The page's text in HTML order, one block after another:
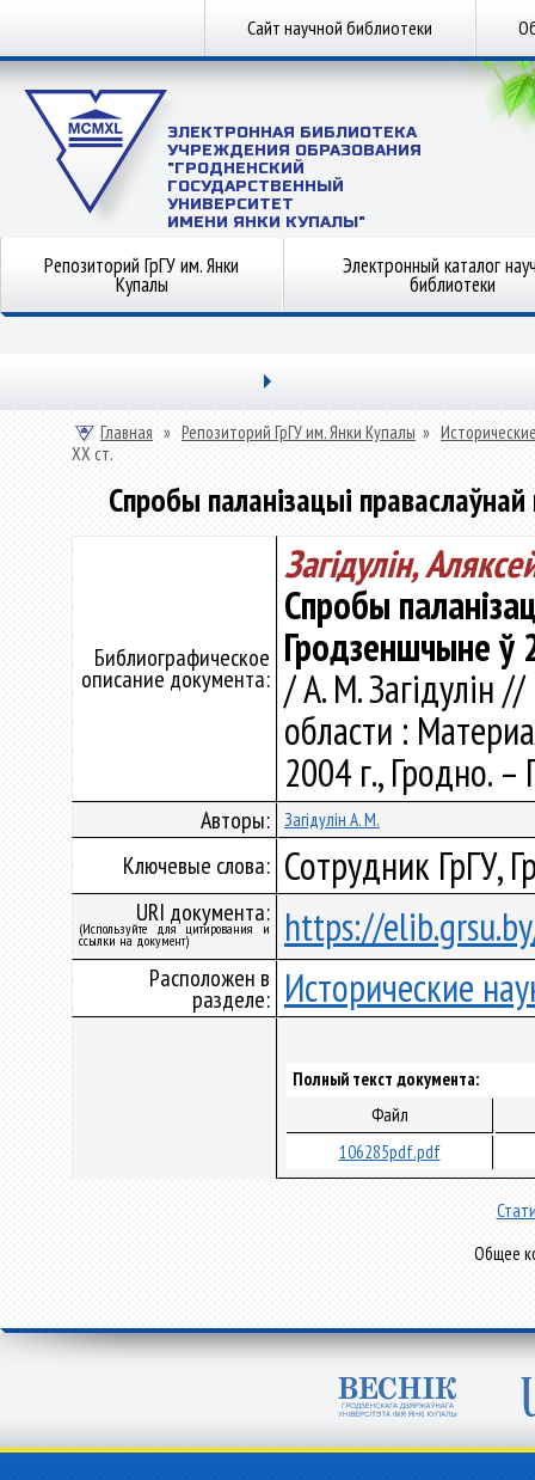
Сайт научной библиотеки
ЭЛЕКТРОННАЯ БИБЛИОТЕКА
УЧРЕЖДЕНИЯ ОБРАЗОВАНИЯ
"ГРОДНЕНСКИЙ
ГОСУДАРСТВЕННЫЙ
УНИВЕРСИТЕТ
ИМЕНИ ЯНКИ КУПАЛЫ"
Репозиторий ГрГУ им. Янки
Купалы
Электронный каталог
библиотеки
Главная » Репозиторий ГрГУ им. Янки Купалы »
ХХ ст.
Спробы паланізацыі
Библиографическое
описание документа:
Загідулін,
Спробы
Гродзеншчыне ў
/ А. М. Загідулін
области :
2004 г., Гродно.
Авторы: Загідулін А. М.
Ключевые слова: Сотрудник ГрГУ,
URI документа:
(Используйте для цитирования и
ссылки на документ) https://
Расположен в
разделе: Исторические
Полный текст документа:
Файл
106285pdf.pdf
Общее